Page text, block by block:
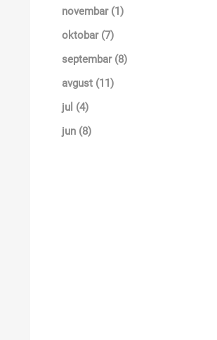
novembar (1)
oktobar (7)
septembar (8)
avgust (11)
jul (4)
jun (8)